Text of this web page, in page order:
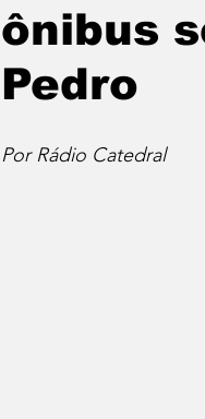
ônibus
Pedro
Por Rádio Catedral